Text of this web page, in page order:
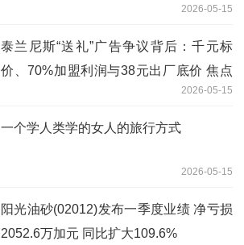
2026-05-15
泰兰尼斯“送礼”广告争议背后：千元标
价、70%加盟利润与38元出厂底价 焦点
2026-05-15
一个学人类学的女人的旅行方式
2026-05-15
阳光油砂(02012)发布一季度业绩 净亏损
2052.6万加元 同比扩大109.6%